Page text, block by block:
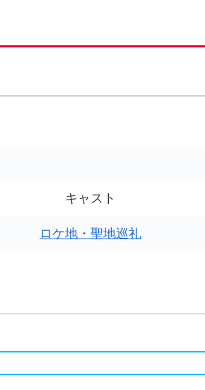
キャスト
ロケ地・聖地巡礼